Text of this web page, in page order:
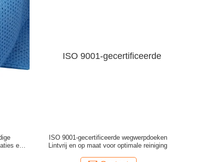
en 2
ISO 9001-gecertificeerde wegwerpdoeken
Lintvrij en op maat voor optimale reiniging